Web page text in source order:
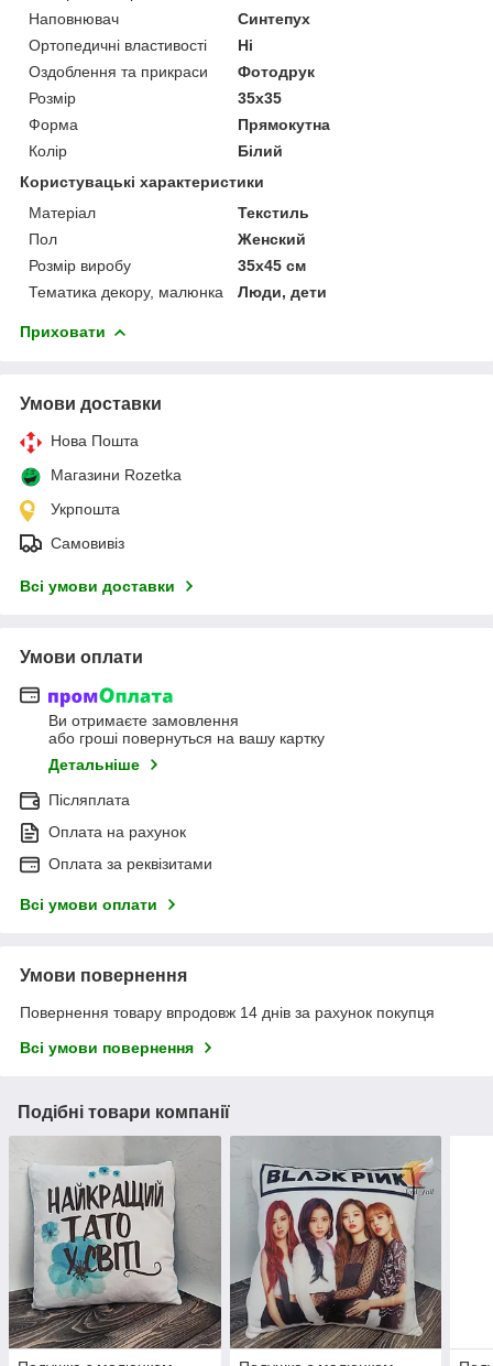
Наповнювач
Синтепух
Ортопедичні властивості
Ні
Оздоблення та прикраси
Фотодрук
Розмір
35x35
Форма
Прямокутна
Колір
Білий
Користувацькі характеристики
Матеріал
Текстиль
Пол
Женский
Розмір виробу
35х45 см
Тематика декору, малюнка
Люди, дети
Приховати
Умови доставки
Нова Пошта
Магазини Rozetka
Укрпошта
Самовивіз
Всі умови доставки
Умови оплати
Ви отримаєте замовлення
або гроші повернуться на вашу картку
Детальніше
Післяплата
Оплата на рахунок
Оплата за реквізитами
Всі умови оплати
Умови повернення
Повернення товару впродовж 14 днів за рахунок покупця
Всі умови повернення
Подібні товари компанії